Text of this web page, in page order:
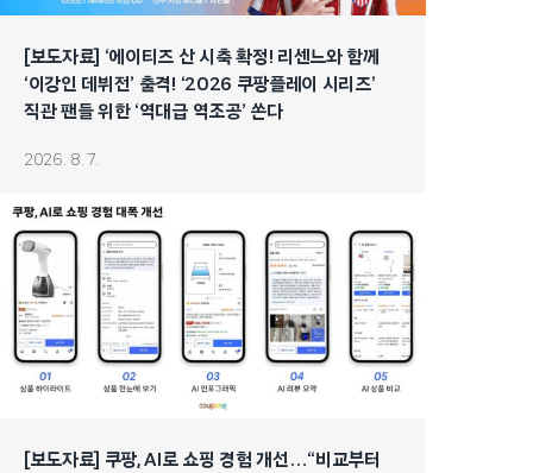
[보도자료] ‘에이티즈 산 시축 확정! 리센느와 함께
‘이강인 데뷔전’ 출격! ‘2026 쿠팡플레이 시리즈’
직관 팬들 위한 ‘역대급 역조공’ 쏜다
2026. 8. 7.
[보도자료] 쿠팡, AI로 쇼핑 경험 개선…“비교부터